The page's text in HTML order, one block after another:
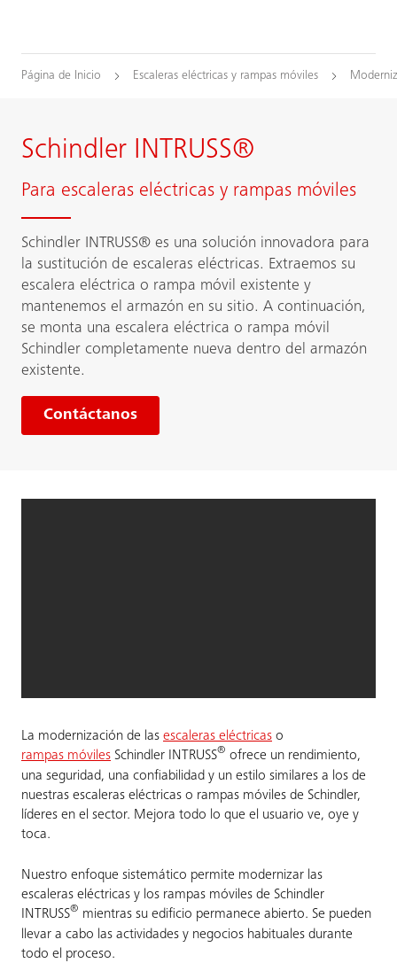
Página de Inicio Escaleras eléctricas y rampas móviles
Schindler INTRUSS®
Para escaleras eléctricas y rampas móviles
Schindler INTRUSS® es una solución innovadora para
la sustitución de escaleras eléctricas. Extraemos su
escalera eléctrica o rampa móvil existente y
mantenemos el armazón en su sitio. A continuación,
se monta una escalera eléctrica o rampa móvil
Schindler completamente nueva dentro del armazón
existente.
Contáctanos
La modernización de las escaleras eléctricas o
rampas móviles Schindler INTRUSS® ofrece un rendimiento,
una seguridad, una confiabilidad y un estilo similares a los de
nuestras escaleras eléctricas o rampas móviles de Schindler,
líderes en el sector. Mejora todo lo que el usuario ve, oye y
toca.
Nuestro enfoque sistemático permite modernizar las
escaleras eléctricas y los rampas móviles de Schindler
INTRUSS® mientras su edificio permanece abierto. Se pueden
llevar a cabo las actividades y negocios habituales durante
todo el proceso.